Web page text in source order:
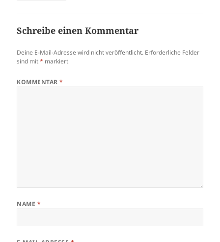
Schreibe einen Kommentar
Deine E-Mail-Adresse wird nicht veröffentlicht. Erforderliche Felder
sind mit* markiert
KOMMENTAR*
NAME *